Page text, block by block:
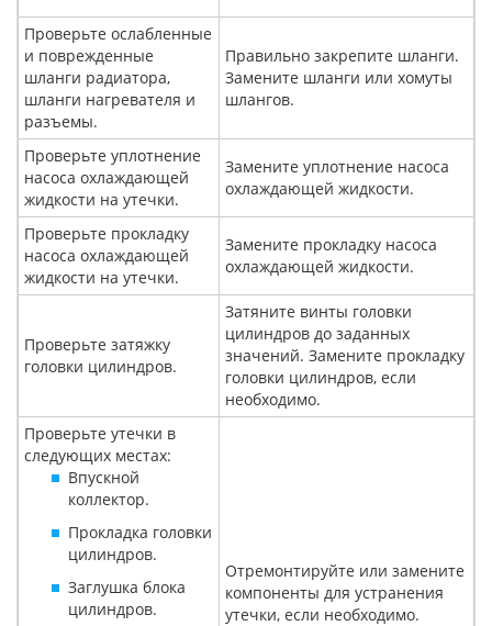
Проверьте ослабленные
и поврежденные
шланги радиатора,
шланги нагревателя и
разъемы.
Правильно закрепите шланги.
Замените шланги или хомуты
шлангов.
Проверьте уплотнение
насоса охлаждающей
жидкости на утечки.
Замените уплотнение насоса
охлаждающей жидкости.
Проверьте прокладку
насоса охлаждающей
жидкости на утечки.
Замените прокладку насоса
охлаждающей жидкости.
Проверьте затяжку
головки цилиндров.
Затяните винты головки
цилиндров до заданных
значений. Замените прокладку
головки цилиндров, если
необходимо.
Проверьте утечки в
следующих местах:
Впускной
коллектор.
Прокладка головки
цилиндров.
Заглушка блока
цилиндров.
Отремонтируйте или замените
компоненты для устранения
утечки, если необходимо.